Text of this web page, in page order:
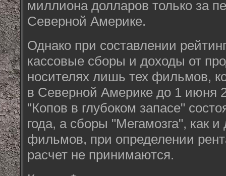
миллиона долларов только за
Северной Америке.
Однако при составлении
кассовые сборы и доходы от
носителях лишь тех фильмов,
в Северной Америке до 1 июня
"Копов в глубоком запасе"
года, а сборы "Мегамозга", как
фильмов, при определении
расчет не принимаются.